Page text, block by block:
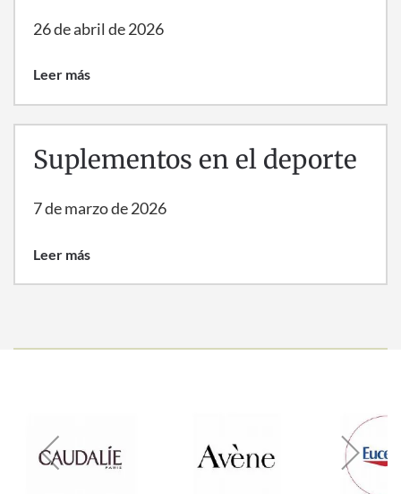
26 de abril de 2026
Leer más
Suplementos en el deporte
7 de marzo de 2026
Leer más